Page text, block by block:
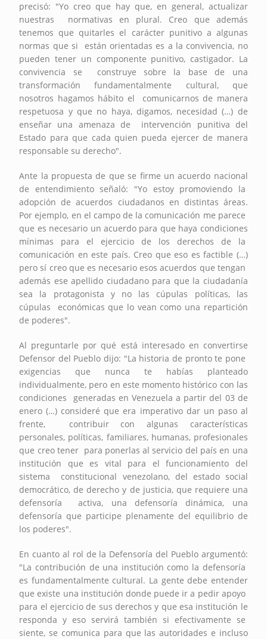
precisó: "Yo creo que hay que, en general, actualizar
nuestras normativas en plural. Creo que además
tenemos que quitarles el carácter punitivo a algunas
normas que si están orientadas es a la convivencia, no
pueden tener un componente punitivo, castigador. La
convivencia se construye sobre la base de una
transformación fundamentalmente cultural, que
nosotros hagamos hábito el comunicarnos de manera
respetuosa y que no haya, digamos, necesidad (…) de
enseñar una amenaza de intervención punitiva del
Estado para que cada quien pueda ejercer de manera
responsable su derecho".
Ante la propuesta de que se firme un acuerdo nacional
de entendimiento señaló: "Yo estoy promoviendo la
adopción de acuerdos ciudadanos en distintas áreas.
Por ejemplo, en el campo de la comunicación me parece
que es necesario un acuerdo para que haya condiciones
mínimas para el ejercicio de los derechos de la
comunicación en este país. Creo que eso es factible (…)
pero sí creo que es necesario esos acuerdos que tengan
además ese apellido ciudadano para que la ciudadanía
sea la protagonista y no las cúpulas políticas, las
cúpulas económicas que lo vean como una repartición
de poderes".
Al preguntarle por qué está interesado en convertirse
Defensor del Pueblo dijo: "La historia de pronto te pone
exigencias que nunca te habías planteado
individualmente, pero en este momento histórico con las
condiciones generadas en Venezuela a partir del 03 de
enero (…) consideré que era imperativo dar un paso al
frente, contribuir con algunas características
personales, políticas, familiares, humanas, profesionales
que creo tener para ponerlas al servicio del país en una
institución que es vital para el funcionamiento del
sistema constitucional venezolano, del estado social
democrático, de derecho y de justicia, que requiere una
defensoría activa, una defensoría dinámica, una
defensoría que participe plenamente del equilibrio de
los poderes".
En cuanto al rol de la Defensoría del Pueblo argumentó:
"La contribución de una institución como la defensoría
es fundamentalmente cultural. La gente debe entender
que existe una institución donde puede ir a pedir apoyo
para el ejercicio de sus derechos y que esa institución le
responda y eso servirá también si efectivamente se
siente, se comunica para que las autoridades e incluso